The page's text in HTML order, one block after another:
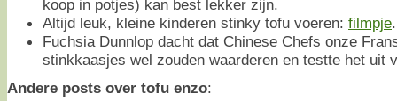
koop in potjes) kan best lekker zijn.
Altijd leuk, kleine kinderen stinky tofu voeren: filmpje.
Fuchsia Dunnlop dacht dat Chinese Chefs onze
stinkkaasjes wel zouden waarderen en testte het uit
Andere posts over tofu enzo: